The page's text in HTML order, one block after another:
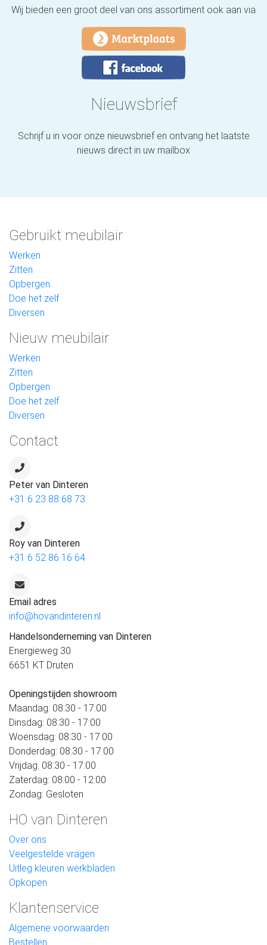
Wij bieden een groot deel van ons assortiment ook aan via
Nieuwsbrief
Schrijf u in voor onze nieuwsbrief en ontvang het laatste
nieuws direct in uw mailbox
Gebruikt meubilair
Werken
Zitten
Opbergen
Doe het zelf
Diversen
Nieuw meubilair
Werken
Zitten
Opbergen
Doe het zelf
Diversen
Contact
Peter van Dinteren
+31 6 23 88 68 73
Roy van Dinteren
+31 6 52 86 16 64
Email adres
info@hovandinteren.nl
Handelsonderneming van Dinteren
Energieweg 30
6651 KT Druten
Openingstijden showroom
Maandag: 08:30 - 17:00
Dinsdag: 08:30 - 17:00
Woensdag: 08:30 - 17:00
Donderdag: 08:30 - 17:00
Vrijdag: 08:30 - 17:00
Zaterdag: 08:00 - 12:00
Zondag: Gesloten
HO van Dinteren
Over ons
Veelgestelde vragen
Uitleg kleuren werkbladen
Opkopen
Klantenservice
Algemene voorwaarden
Bestellen